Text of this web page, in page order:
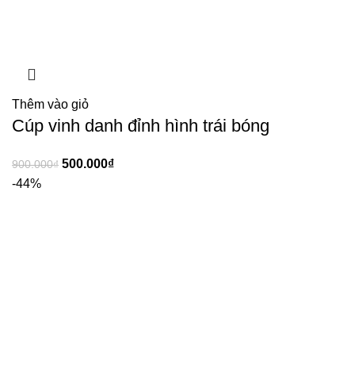
Thêm vào giỏ
Cúp vinh danh đỉnh hình trái bóng
900.000₫ 500.000₫
-44%